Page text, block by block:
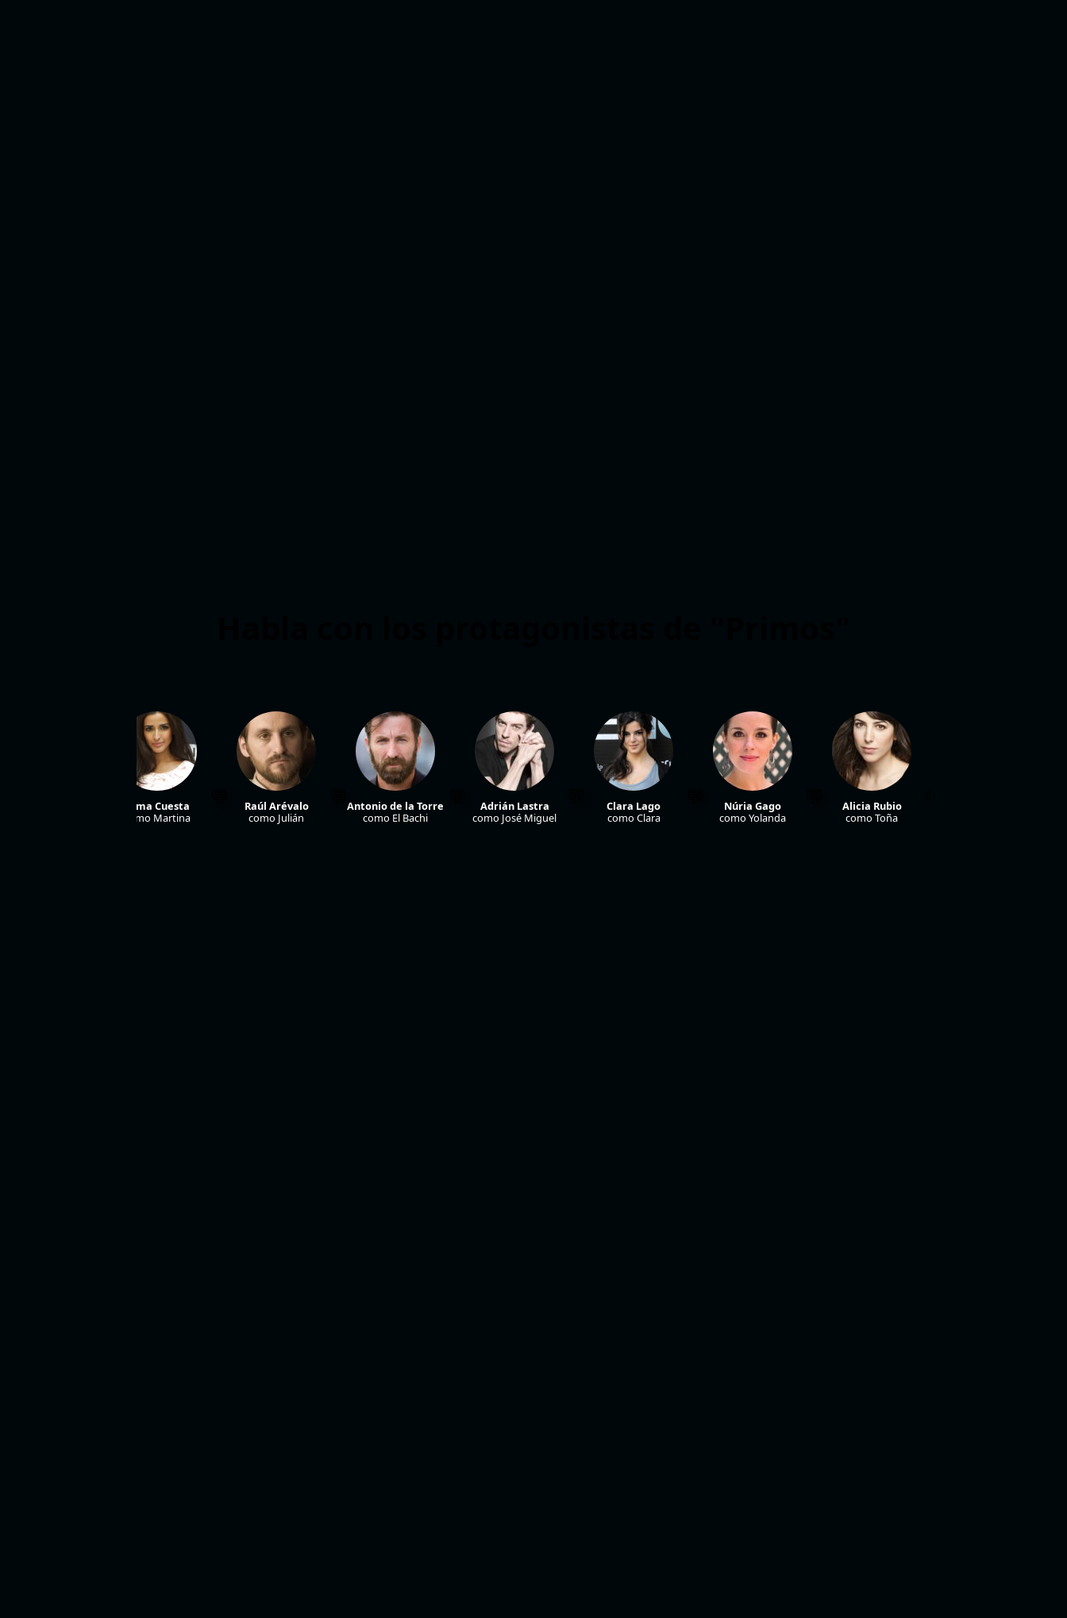
Inma Cuesta
como Martina
Raúl Arévalo
como Julián
Antonio de la Torre
como El Bachi
Adrián Lastra
como José Miguel
Clara Lago
como Clara
Núria Gago
como Yolanda
Alicia Rubio
como Toña